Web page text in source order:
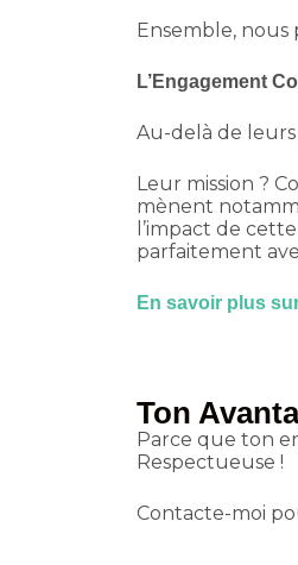
Ensemble,
L’Engagement
Au-delà de
Leur mission ?
mènent
l’impact de
parfaitement
En savoir plus
Ton
Parce que ton
Respectueuse !
Contacte-moi